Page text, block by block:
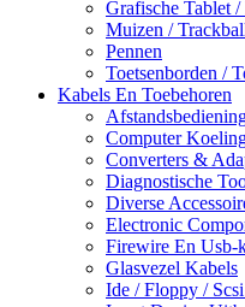
Grafische Tablet
Muizen /
Pennen
Toetsenborden /
Kabels En Toebehoren
Computer
Converters &
Diagnostische
Diverse
Electronic
Firewire En Usb-
Glasvezel Kabels
Ide / Floppy / Scsi